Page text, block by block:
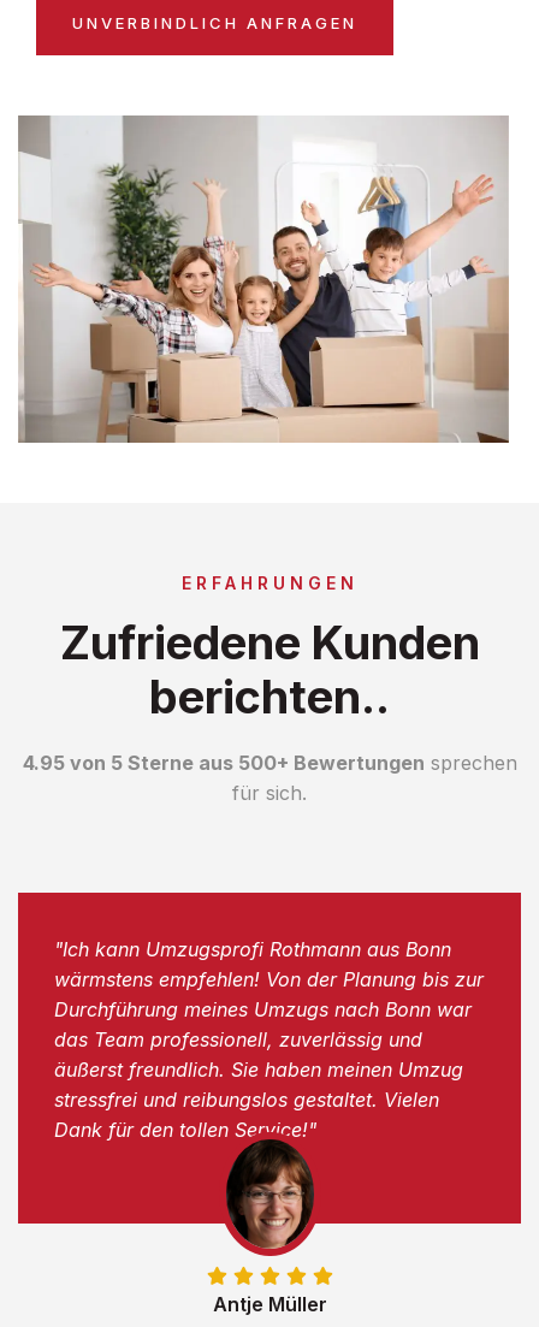
UNVERBINDLICH ANFRAGEN
ERFAHRUNGEN
Zufriedene Kunden
berichten..
4.95 von 5 Sterne aus 500+ Bewertungen sprechen
für sich.
Antje Müller
"Ich kann Umzugsprofi Rothmann aus Bonn
wärmstens empfehlen! Von der Planung bis zur
Durchführung meines Umzugs nach Bonn war
das Team professionell, zuverlässig und
äußerst freundlich. Sie haben meinen Umzug
stressfrei und reibungslos gestaltet. Vielen
Dank für den tollen Service!"